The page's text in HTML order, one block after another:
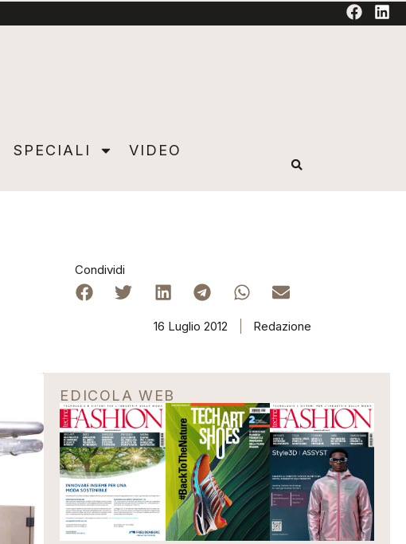
ADVERTORIAL
SPECIALI
VIDEO
Condividi
16 Luglio 2012 Redazione
EDICOLA WEB